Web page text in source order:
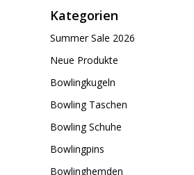
Kategorien
Summer Sale 2026
Neue Produkte
Bowlingkugeln
Bowling Taschen
Bowling Schuhe
Bowlingpins
Bowlinghemden